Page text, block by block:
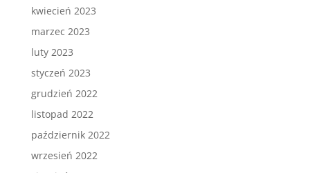
kwiecień 2023
marzec 2023
luty 2023
styczeń 2023
grudzień 2022
listopad 2022
październik 2022
wrzesień 2022